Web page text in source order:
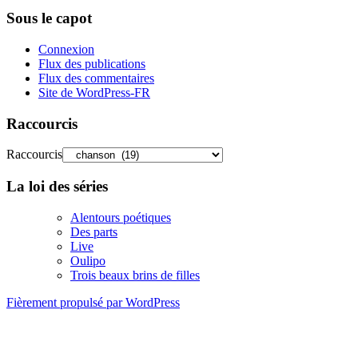
Sous le capot
Connexion
Flux des publications
Flux des commentaires
Site de WordPress-FR
Raccourcis
Raccourcis
La loi des séries
Alentours poétiques
Des parts
Live
Oulipo
Trois beaux brins de filles
Fièrement propulsé par WordPress